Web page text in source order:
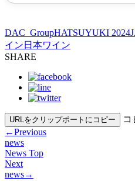
DAC_GroupHATSUYUKI 2024
イン 日本ワイン
SHARE
URLをクリップポートにコピー
コ
←Previous
news
News Top
Next
news→